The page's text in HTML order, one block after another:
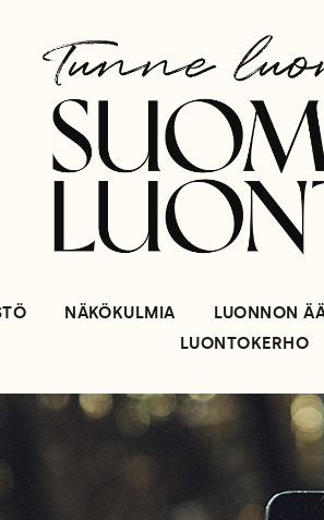
NÄKÖKULMIA LUONNON
LUONTOKERHO